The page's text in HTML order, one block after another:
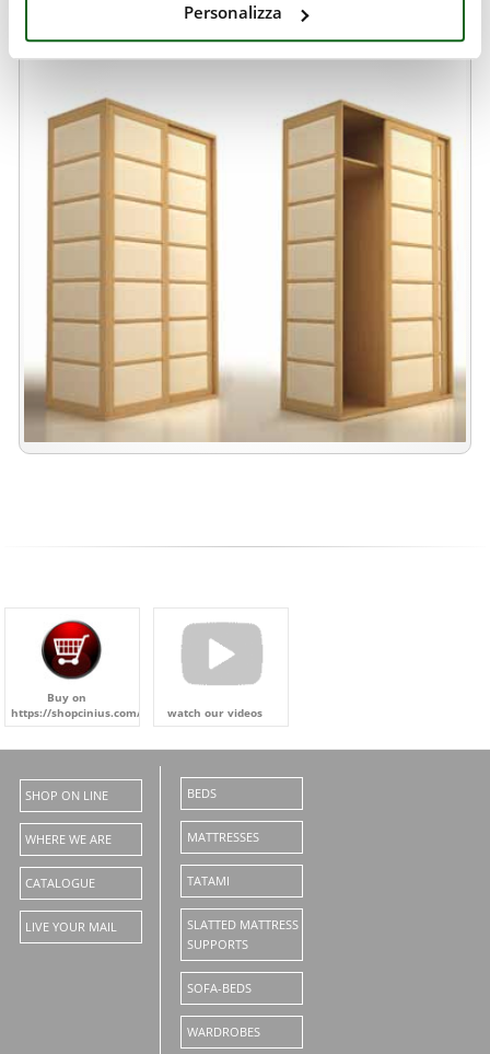
Personalizza
Buy on
https://shopcinius.com/en/
watch our videos
SHOP ON LINE
WHERE WE ARE
CATALOGUE
LIVE YOUR MAIL
BEDS
MATTRESSES
TATAMI
SLATTED MATTRESS
SUPPORTS
SOFA-BEDS
WARDROBES